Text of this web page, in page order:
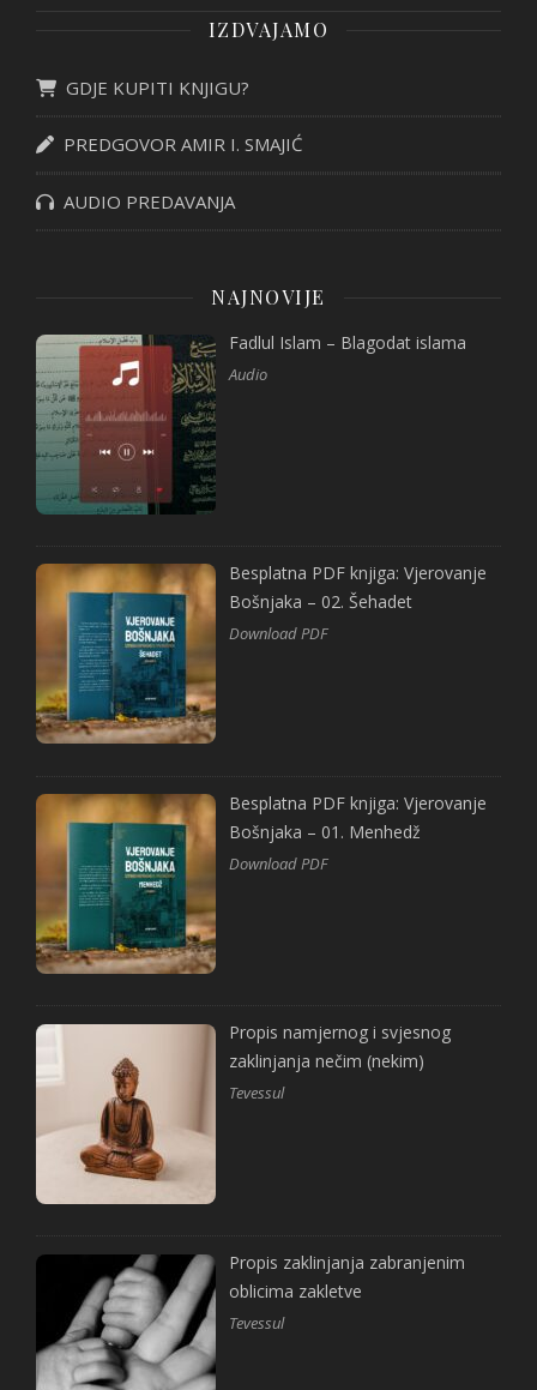
IZDVAJAMO
GDJE KUPITI KNJIGU?
PREDGOVOR AMIR I. SMAJIĆ
AUDIO PREDAVANJA
NAJNOVIJE
Fadlul Islam – Blagodat islama
Audio
Besplatna PDF knjiga: Vjerovanje
Bošnjaka – 02. Šehadet
Download PDF
Besplatna PDF knjiga: Vjerovanje
Bošnjaka – 01. Menhedž
Download PDF
Propis namjernog i svjesnog
zaklinjanja nečim (nekim)
Tevessul
Propis zaklinjanja zabranjenim
oblicima zakletve
Tevessul